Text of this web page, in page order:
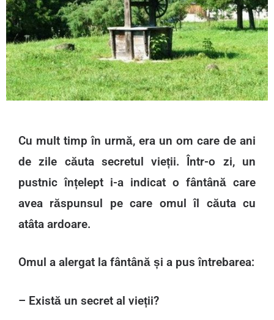
Cu mult timp în urmă, era un om care de ani
de zile căuta secretul vieții. Într-o zi, un
pustnic înțelept i-a indicat o fântână care
avea răspunsul pe care omul îl căuta cu
atâta ardoare.
Omul a alergat la fântână și a pus întrebarea:
– Există un secret al vieții?